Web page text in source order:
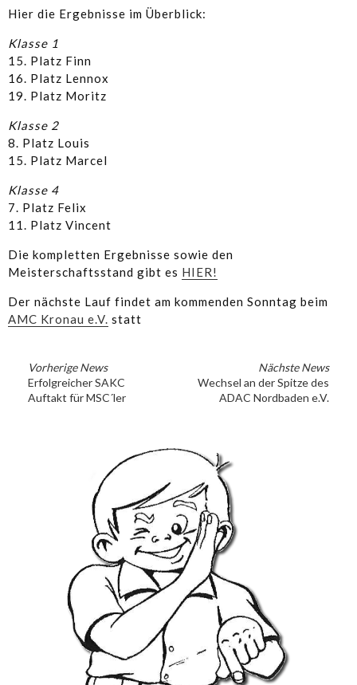
Hier die Ergebnisse im Überblick:
Klasse 1
15. Platz Finn
16. Platz Lennox
19. Platz Moritz
Klasse 2
8. Platz Louis
15. Platz Marcel
Klasse 4
7. Platz Felix
11. Platz Vincent
Die kompletten Ergebnisse sowie den
Meisterschaftsstand gibt es HIER!
Der nächste Lauf findet am kommenden Sonntag beim
AMC Kronau e.V. statt
Vorherige News
Erfolgreicher SAKC
Auftakt für MSC´ler
Nächste News
Wechsel an der Spitze des
ADAC Nordbaden e.V.